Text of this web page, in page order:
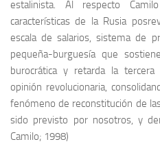
estalinista. Al respecto
características de la Rusia
escala de salarios, sistema de
pequeña-burguesía que
burocrática y retarda la tercera
opinión revolucionaria,
fenómeno de reconstitución de
sido previsto por nosotros, y
Camilo; 1998)